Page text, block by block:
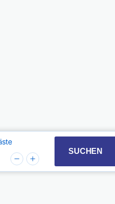
the calendar and
interact with theSUCHEN